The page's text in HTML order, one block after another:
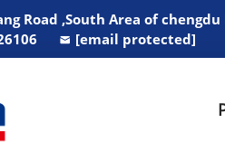
Road ,South Area of
[email protected]